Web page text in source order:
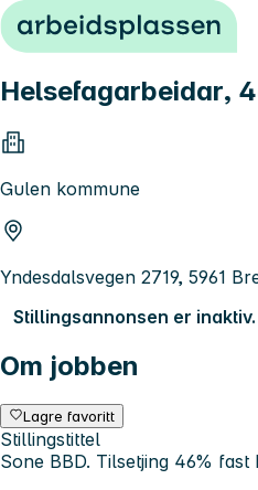
Hopp til innhold
Helsefagarbeidar,
Gulen kommune
Yndesdalsvegen 2719, 5961
Stillingsannonsen er inaktiv.
Om jobben
Lagre favoritt
Stillingstittel
Sone BBD. Tilsetjing 46%